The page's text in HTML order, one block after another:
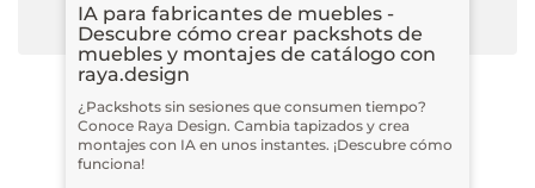
IA para fabricantes de muebles -
Descubre cómo crear packshots de
muebles y montajes de catálogo con
raya.design
¿Packshots sin sesiones que consumen tiempo?
Conoce Raya Design. Cambia tapizados y crea
montajes con IA en unos instantes. ¡Descubre cómo
funciona!